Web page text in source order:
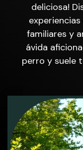
deliciosa!
familiares y
ávida
perro y suele